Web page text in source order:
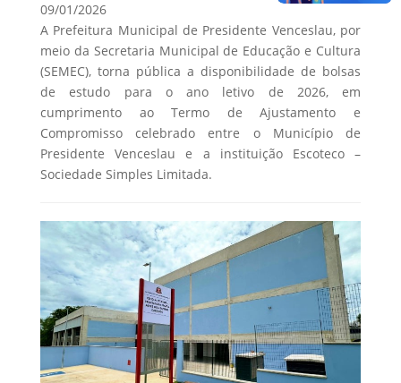
09/01/2026
A Prefeitura Municipal de Presidente Venceslau, por
meio da Secretaria Municipal de Educação e Cultura
(SEMEC), torna pública a disponibilidade de bolsas
de estudo para o ano letivo de 2026, em
cumprimento ao Termo de Ajustamento e
Compromisso celebrado entre o Município de
Presidente Venceslau e a instituição Escoteco –
Sociedade Simples Limitada.